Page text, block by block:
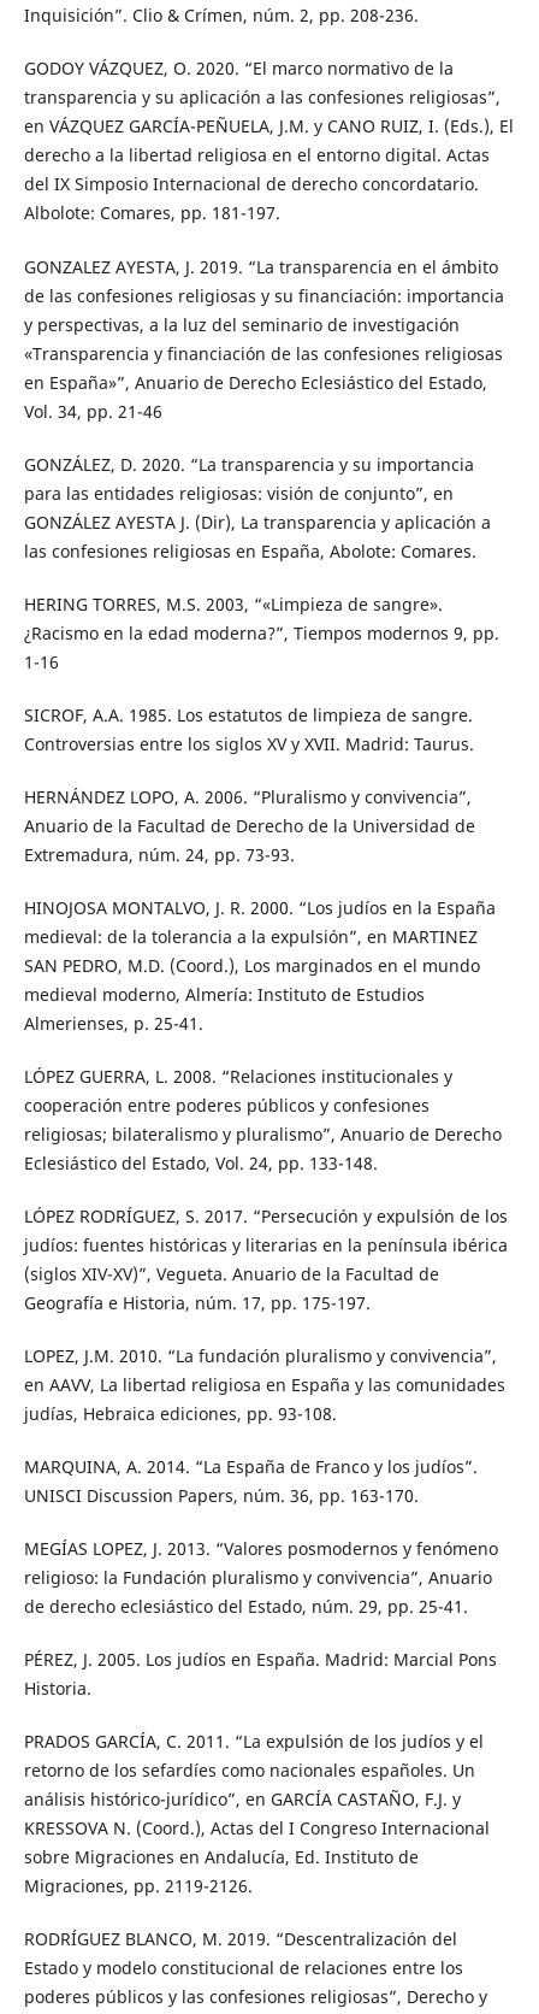
Inquisición”. Clio & Crímen, núm. 2, pp. 208-236.
GODOY VÁZQUEZ, O. 2020. “El marco normativo de la
transparencia y su aplicación a las confesiones religiosas”,
en VÁZQUEZ GARCÍA-PEÑUELA, J.M. y CANO RUIZ, I. (Eds.), El
derecho a la libertad religiosa en el entorno digital. Actas
del IX Simposio Internacional de derecho concordatario.
Albolote: Comares, pp. 181-197.
GONZALEZ AYESTA, J. 2019. “La transparencia en el ámbito
de las confesiones religiosas y su financiación: importancia
y perspectivas, a la luz del seminario de investigación
«Transparencia y financiación de las confesiones religiosas
en España»”, Anuario de Derecho Eclesiástico del Estado,
Vol. 34, pp. 21-46
GONZÁLEZ, D. 2020. “La transparencia y su importancia
para las entidades religiosas: visión de conjunto”, en
GONZÁLEZ AYESTA J. (Dir), La transparencia y aplicación a
las confesiones religiosas en España, Abolote: Comares.
HERING TORRES, M.S. 2003, “«Limpieza de sangre».
¿Racismo en la edad moderna?”, Tiempos modernos 9, pp.
1-16
SICROF, A.A. 1985. Los estatutos de limpieza de sangre.
Controversias entre los siglos XV y XVII. Madrid: Taurus.
HERNÁNDEZ LOPO, A. 2006. “Pluralismo y convivencia”,
Anuario de la Facultad de Derecho de la Universidad de
Extremadura, núm. 24, pp. 73-93.
HINOJOSA MONTALVO, J. R. 2000. “Los judíos en la España
medieval: de la tolerancia a la expulsión”, en MARTINEZ
SAN PEDRO, M.D. (Coord.), Los marginados en el mundo
medieval moderno, Almería: Instituto de Estudios
Almerienses, p. 25-41.
LÓPEZ GUERRA, L. 2008. “Relaciones institucionales y
cooperación entre poderes públicos y confesiones
religiosas; bilateralismo y pluralismo”, Anuario de Derecho
Eclesiástico del Estado, Vol. 24, pp. 133-148.
LÓPEZ RODRÍGUEZ, S. 2017. “Persecución y expulsión de los
judíos: fuentes históricas y literarias en la península ibérica
(siglos XIV-XV)”, Vegueta. Anuario de la Facultad de
Geografía e Historia, núm. 17, pp. 175-197.
LOPEZ, J.M. 2010. “La fundación pluralismo y convivencia”,
en AAVV, La libertad religiosa en España y las comunidades
judías, Hebraica ediciones, pp. 93-108.
MARQUINA, A. 2014. “La España de Franco y los judíos”.
UNISCI Discussion Papers, núm. 36, pp. 163-170.
MEGÍAS LOPEZ, J. 2013. “Valores posmodernos y fenómeno
religioso: la Fundación pluralismo y convivencia”, Anuario
de derecho eclesiástico del Estado, núm. 29, pp. 25-41.
PÉREZ, J. 2005. Los judíos en España. Madrid: Marcial Pons
Historia.
PRADOS GARCÍA, C. 2011. “La expulsión de los judíos y el
retorno de los sefardíes como nacionales españoles. Un
análisis histórico-jurídico”, en GARCÍA CASTAÑO, F.J. y
KRESSOVA N. (Coord.), Actas del I Congreso Internacional
sobre Migraciones en Andalucía, Ed. Instituto de
Migraciones, pp. 2119-2126.
RODRÍGUEZ BLANCO, M. 2019. “Descentralización del
Estado y modelo constitucional de relaciones entre los
poderes públicos y las confesiones religiosas”, Derecho y